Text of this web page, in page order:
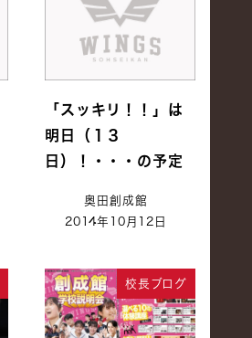
「スッキリ！！」は
明日（１３
日）！・・・の予定
奥田創成館
2014年10月12日
校長ブログ